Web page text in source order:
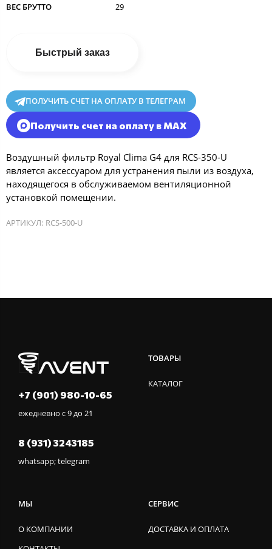
ВЕС БРУТТО 29
Быстрый заказ
ПОЛУЧИТЬ СЧЕТ НА ОПЛАТУ В ТЕЛЕГРАМ
Получить счет на оплату в MAX
Воздушный фильтр Royal Clima G4 для RCS-350-U
является аксессуаром для устранения пыли из воздуха,
находящегося в обслуживаемом вентиляционной
установкой помещении.
АРТИКУЛ: RCS-500-U
+7 (901) 980-10-65
ежедневно с 9 до 21
8 (931) 3243185
whatsapp; telegram
ТОВАРЫ
КАТАЛОГ
МЫ
О КОМПАНИИ
СЕРВИС
ДОСТАВКА И ОПЛАТА